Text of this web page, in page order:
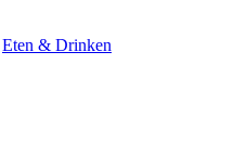
Eten & Drinken